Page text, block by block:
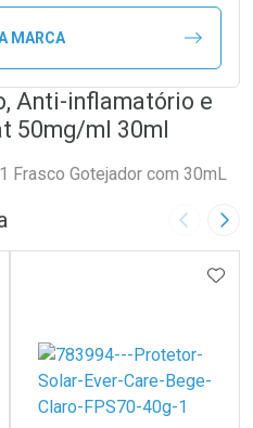
MARCA
Anti-inflamatório e
50mg/ml 30ml
Frasco Gotejador com 30mL
Imagem
AOS FAVORITOS